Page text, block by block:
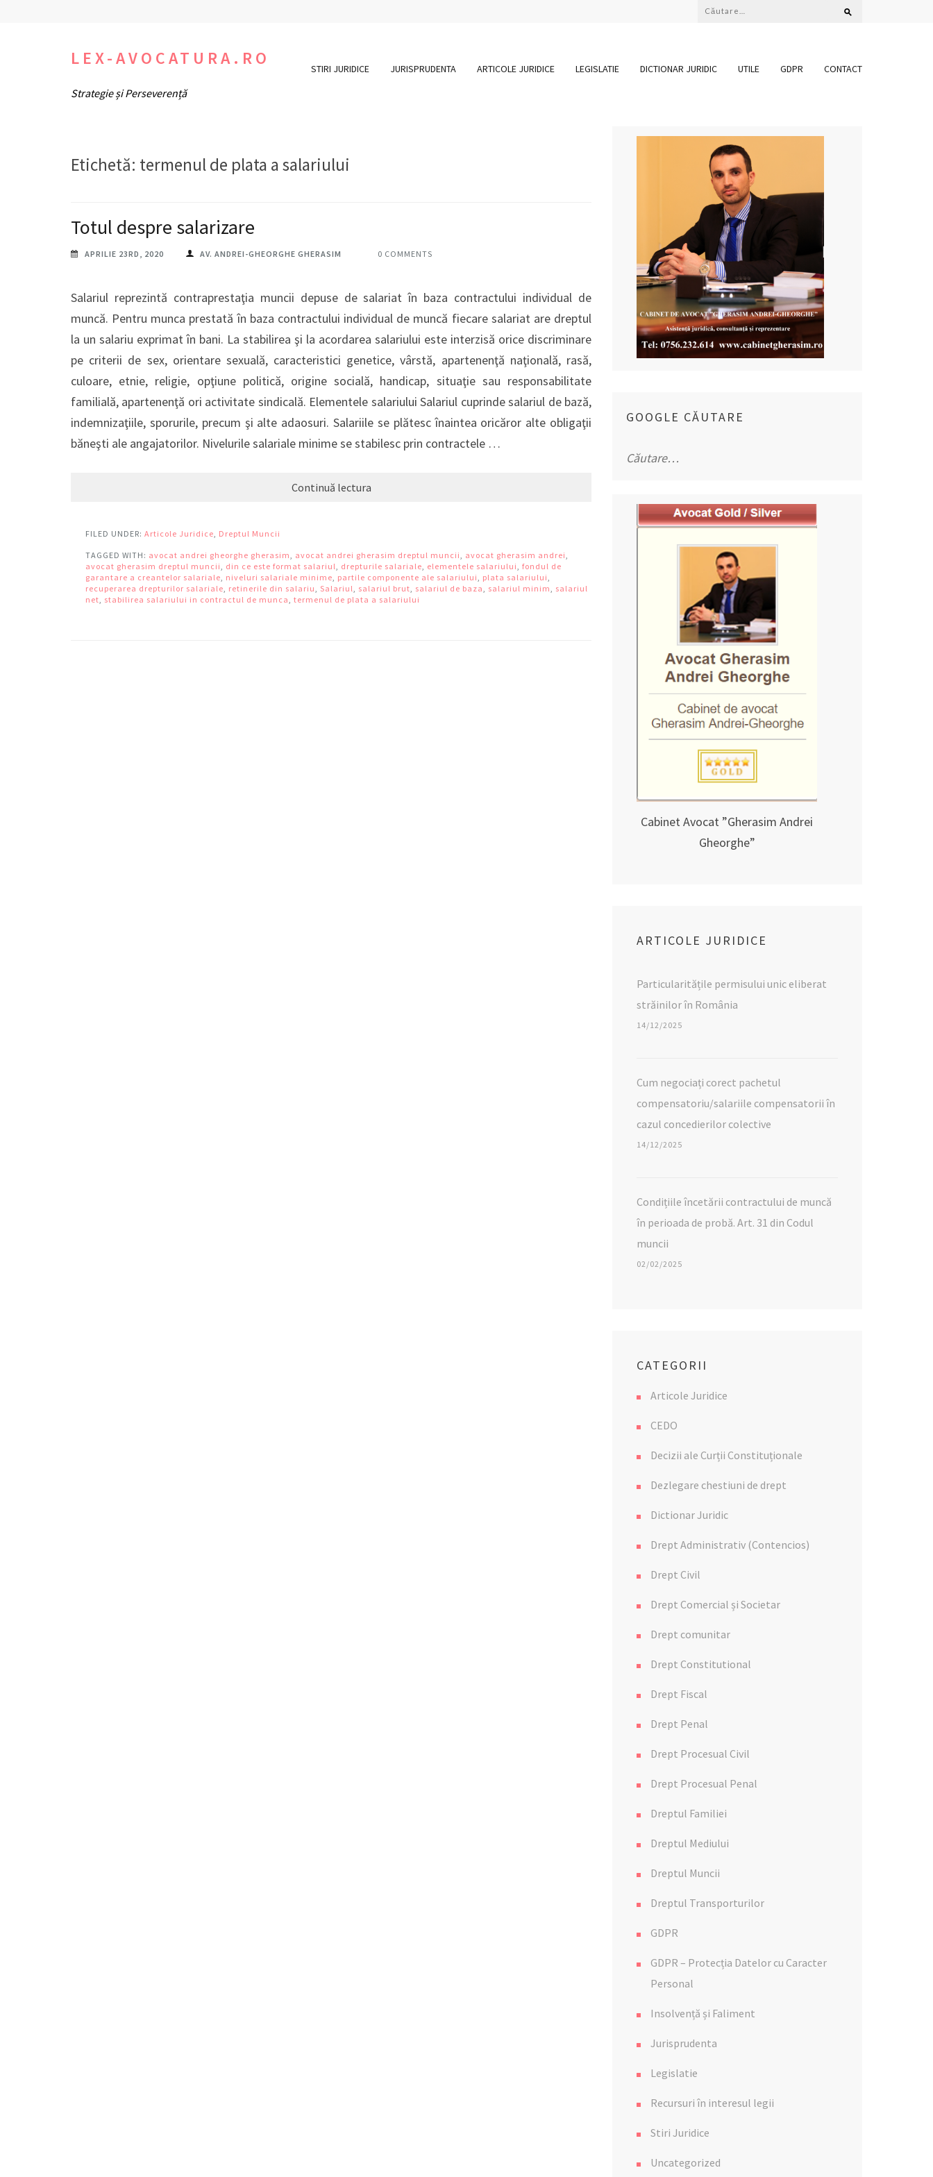
Caută
LEX-AVOCATURA.RO
Strategie și Perseverență
STIRI JURIDICE JURISPRUDENTA ARTICOLE JURIDICE LEGISLATIE DICTIONAR JURIDIC UTILE GDPR CONTACT
Etichetă: termenul de plata a salariului
Totul despre salarizare
APRILIE 23RD, 2020 AV. ANDREI-GHEORGHE GHERASIM 0 COMMENTS
Salariul reprezintă contraprestaţia muncii depuse de salariat în baza contractului individual de
muncă. Pentru munca prestată în baza contractului individual de muncă fiecare salariat are dreptul
la un salariu exprimat în bani. La stabilirea şi la acordarea salariului este interzisă orice discriminare
pe criterii de sex, orientare sexuală, caracteristici genetice, vârstă, apartenenţă naţională, rasă,
culoare, etnie, religie, opţiune politică, origine socială, handicap, situaţie sau responsabilitate
familială, apartenenţă ori activitate sindicală. Elementele salariului Salariul cuprinde salariul de bază,
indemnizaţiile, sporurile, precum şi alte adaosuri. Salariile se plătesc înaintea oricăror alte obligaţii
băneşti ale angajatorilor. Nivelurile salariale minime se stabilesc prin contractele …
Continuă lectura
FILED UNDER: Articole Juridice, Dreptul Muncii
TAGGED WITH: avocat andrei gheorghe gherasim, avocat andrei gherasim dreptul muncii, avocat gherasim andrei,
avocat gherasim dreptul muncii, din ce este format salariul, drepturile salariale, elementele salariului, fondul de
garantare a creantelor salariale, niveluri salariale minime, partile componente ale salariului, plata salariului,
recuperarea drepturilor salariale, retinerile din salariu, Salariul, salariul brut, salariul de baza, salariul minim, salariul
net, stabilirea salariului in contractul de munca, termenul de plata a salariului
GOOGLE CĂUTARE
după:
Cabinet Avocat ”Gherasim Andrei
Gheorghe”
ARTICOLE JURIDICE
Particularitățile permisului unic eliberat
străinilor în România
14/12/2025
Cum negociați corect pachetul
compensatoriu/salariile compensatorii în
cazul concedierilor colective
14/12/2025
Condițiile încetării contractului de muncă
în perioada de probă. Art. 31 din Codul
muncii
02/02/2025
CATEGORII
Articole Juridice
CEDO
Decizii ale Curții Constituționale
Dezlegare chestiuni de drept
Dictionar Juridic
Drept Administrativ (Contencios)
Drept Civil
Drept Comercial și Societar
Drept comunitar
Drept Constitutional
Drept Fiscal
Drept Penal
Drept Procesual Civil
Drept Procesual Penal
Dreptul Familiei
Dreptul Mediului
Dreptul Muncii
Dreptul Transporturilor
GDPR
GDPR – Protecția Datelor cu Caracter
Personal
Insolvență și Faliment
Jurisprudenta
Legislatie
Recursuri în interesul legii
Stiri Juridice
Uncategorized